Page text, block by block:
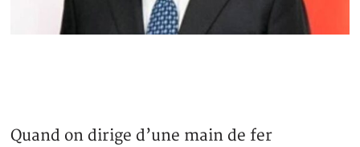
Quand on dirige d’une main de fer